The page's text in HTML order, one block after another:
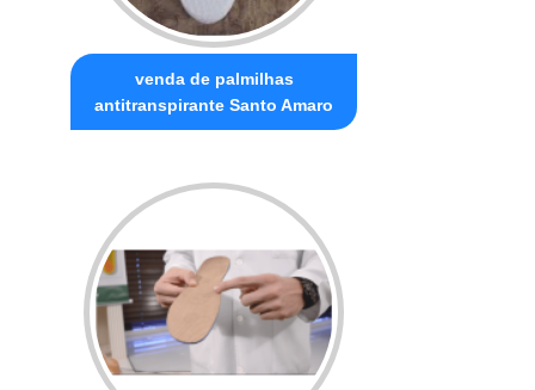
venda de palmilhas
antitranspirante Santo Amaro